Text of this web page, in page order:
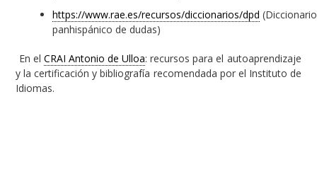
https://www.rae.es/recursos/diccionarios/dpd (Diccionario
panhispánico de dudas)
En el CRAI Antonio de Ulloa: recursos para el autoaprendizaje
y la certificación y bibliografía recomendada por el Instituto de
Idiomas.